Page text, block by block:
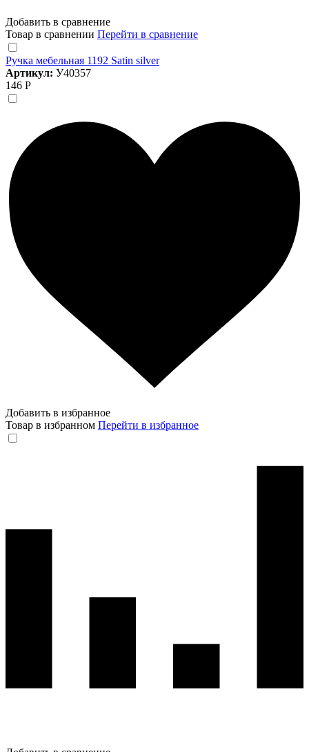
Добавить в сравнение
Товар в сравнении Перейти в сравнение
Ручка мебельная 1192 Satin silver
Артикул: У40357
146 Р
Добавить в избранное
Товар в избранном Перейти в избранное